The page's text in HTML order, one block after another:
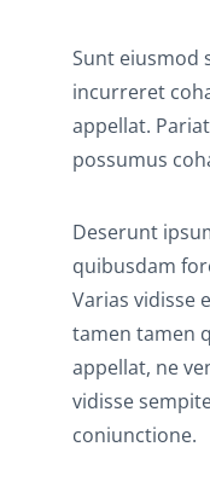
Sunt eiusmod
incurreret
appellat.
possumus
Deserunt
quibusdam
Varias vidisse
tamen tamen
appellat, ne
vidisse
coniunctione.